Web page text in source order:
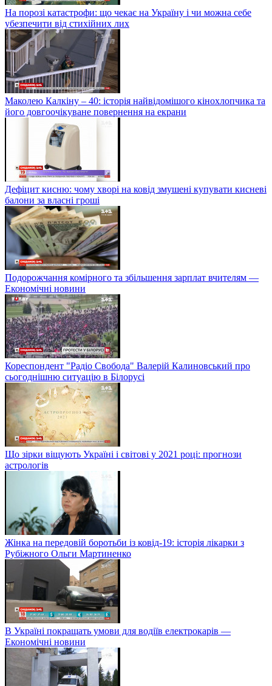
На порозі катастрофи: що чекає на Україну і чи можна себе
убезпечити від стихійних лих
Маколею Калкіну – 40: історія найвідомішого кінохлопчика та
його довгоочікуване повернення на екрани
Дефіцит кисню: чому хворі на ковід змушені купувати кисневі
балони за власні гроші
Подорожчання комірного та збільшення зарплат вчителям —
Економічні новини
Кореспондент "Радіо Свобода" Валерій Калиновський про
сьогоднішню ситуацію в Білорусі
Що зірки віщують Україні і світові у 2021 році: прогнози
астрологів
Жінка на передовій боротьби із ковід-19: історія лікарки з
Рубіжного Ольги Мартиненко
В Україні покращать умови для водіїв електрокарів —
Економічні новини